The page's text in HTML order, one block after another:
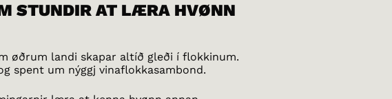
STUNDIR AT LÆRA HVØNN
øðrum landi skapar altíð gleði í flokkinum.
spent um nýggj vinaflokkasambond.